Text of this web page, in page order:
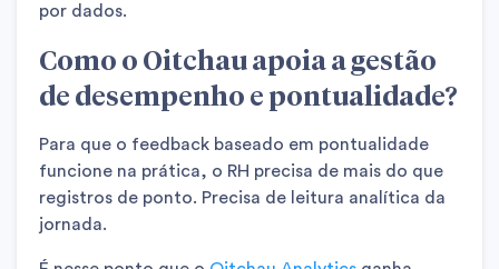
por dados.
Como o Oitchau apoia a gestão
de desempenho e pontualidade?
Para que o feedback baseado em pontualidade
funcione na prática, o RH precisa de mais do que
registros de ponto. Precisa de leitura analítica da
jornada.